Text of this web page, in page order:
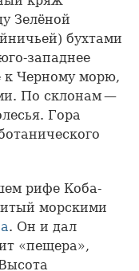
Зелёной
бухтами
западнее
Черному морю,
По склонам —
Гора
рифе Коба-
морскими
. Он и дал
«пещера»,